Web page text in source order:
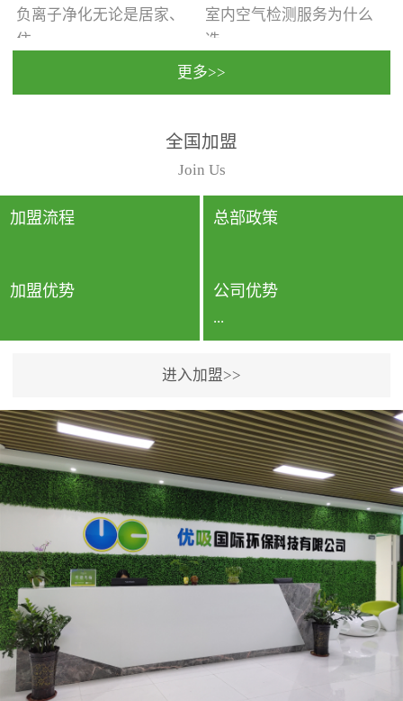
负离子净化无论是居家、
住...
动，人类长时间停留的室
内空间都有整体消毒的需
要。因为空间内人流携带
的、空气...
室内空气检测服务为什么
选...
行国家规定的标准检测方
法，空气采样量准确，检
测结果可靠，远胜于其他
检测...
更多>>
全国加盟
Join Us
加盟流程 总部政策
加盟优势 公司优势
...
专利保护优势、双甲资质
企业（“室内环境净化治理
甲级施工资质”“室内环境
污染治理资质等级证
书”）、拥有多名高级《环
境工程高级工程师》室内
空气治理资格认证的治理
人员、掌握室内空气净化
治理实用技术和五项专利
技术、八项计算机软件著
作权登记证书等。研发实
进入加盟>>